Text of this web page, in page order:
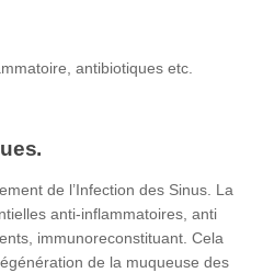
antibiotiques etc.
de l’Infection des Sinus. La
anti-inflammatoires, anti
immunoreconstituant. Cela
de la muqueuse des